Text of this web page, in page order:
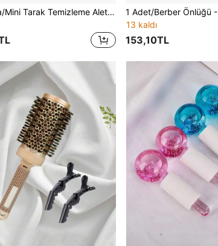
6 Parça/Mini Tarak Temizleme Aleti Seti - Küçük Minder Tarak Temizleme Pençesi, Tarak Dişlerine Zarar Vermeden Saçları Kolayca Temizler, Kaymaz Saplı, Ev ve Seyahat İçin Taşınabilir Çok Fonksiyonlu Kuru Saç Tarak Temizleme Aleti
13 kaldı
153,10TL